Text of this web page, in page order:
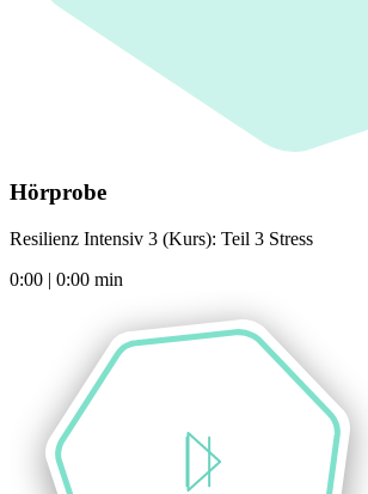
Hörprobe
Resilienz Intensiv 3 (Kurs): Teil 3 Stress
0:00 | 0:00 min